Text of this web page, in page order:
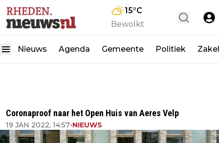
15°C
Bewolkt
Nieuws Agenda Gemeente Politiek
Coronaproof naar het Open Huis van Aeres Velp
19 JAN 2022, 14:57•NIEUWS